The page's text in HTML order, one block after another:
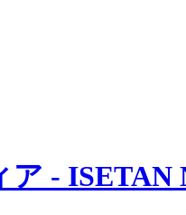
- ISETAN